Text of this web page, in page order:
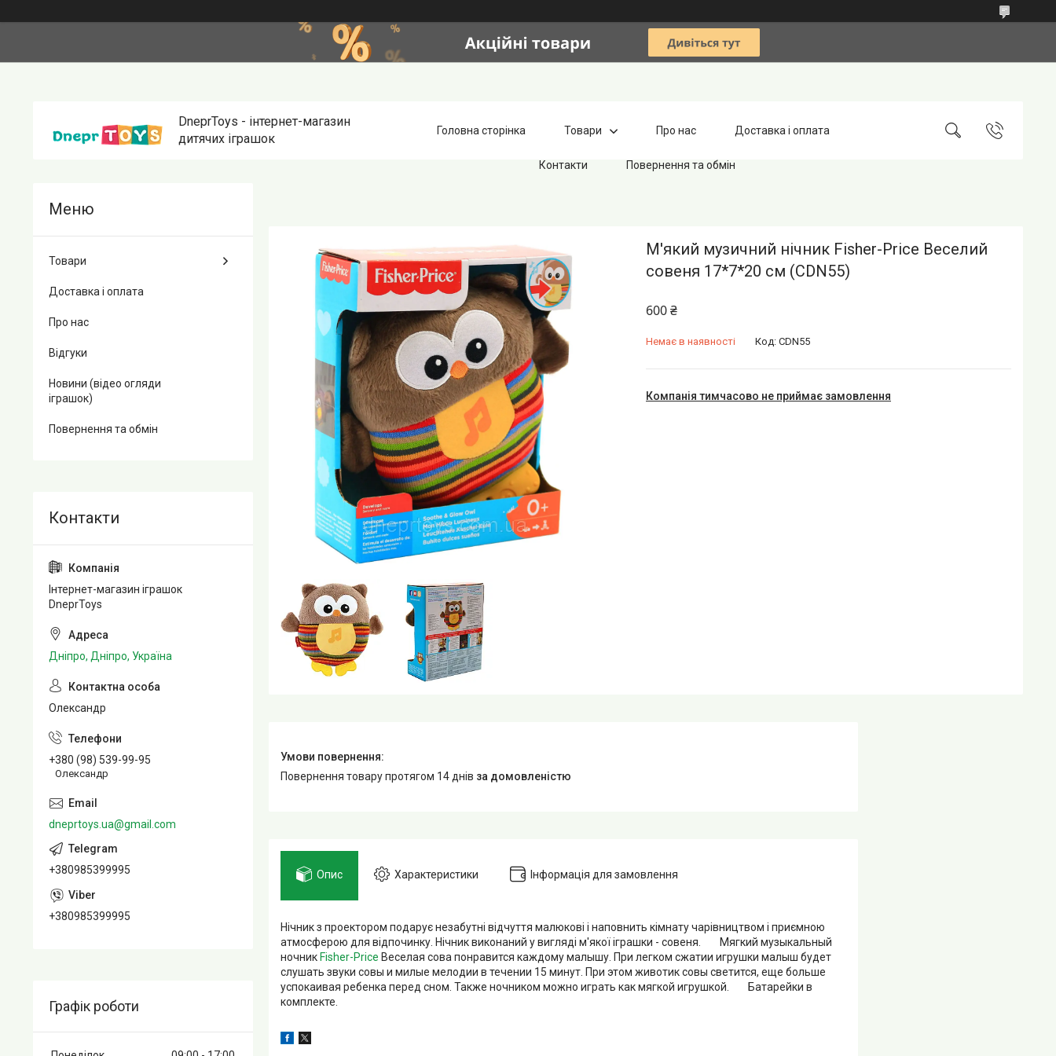
DneprToys - інтернет-магазин
дитячих іграшок
Головна сторінка Товари Про нас Доставка і оплата
Контакти Повернення та обмін
М'який музичний нічник Fisher-Price Веселий
совеня 17*7*20 см (CDN55)
600 ₴
Немає в наявності Код: CDN55
Компанія тимчасово не приймає замовлення
повернення товару протягом 14 днів за домовленістю
Опис Характеристики Інформація для замовлення
Нічник з проектором подарує незабутні відчуття малюкові і наповнить кімнату чарівництвом і приємною
атмосферою для відпочинку. Нічник виконаний у вигляді м'якої іграшки - совеня. Мягкий музыкальный
ночник Fisher-Price Веселая сова понравится каждому малышу. При легком сжатии игрушки малыш будет
слушать звуки совы и милые мелодии в течении 15 минут. При этом животик совы светится, еще больше
успокаивая ребенка перед сном. Также ночником можно играть как мягкой игрушкой. Батарейки в
комплекте.
Товари
Доставка і оплата
Про нас
Відгуки
Новини (відео огляди
іграшок)
Повернення та обмін
Інтернет-магазин іграшок
DneprToys
Дніпро, Дніпро, Україна
Олександр
+380 (98) 539-99-95
Олександр
dneprtoys.ua@gmail.com
+380985399995
+380985399995
Графік роботи